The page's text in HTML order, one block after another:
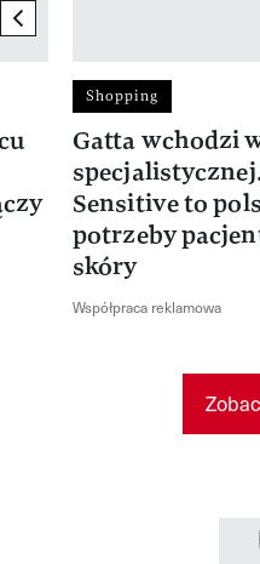
previous element
Shopping
Gatta wchodzi
Sensitive to
potrzeby
skóry
Współpraca reklamowa